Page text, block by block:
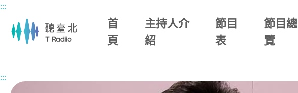
主要內容區塊
:::
首
頁
主持人介
紹
節目
表
節目總
覽
:::